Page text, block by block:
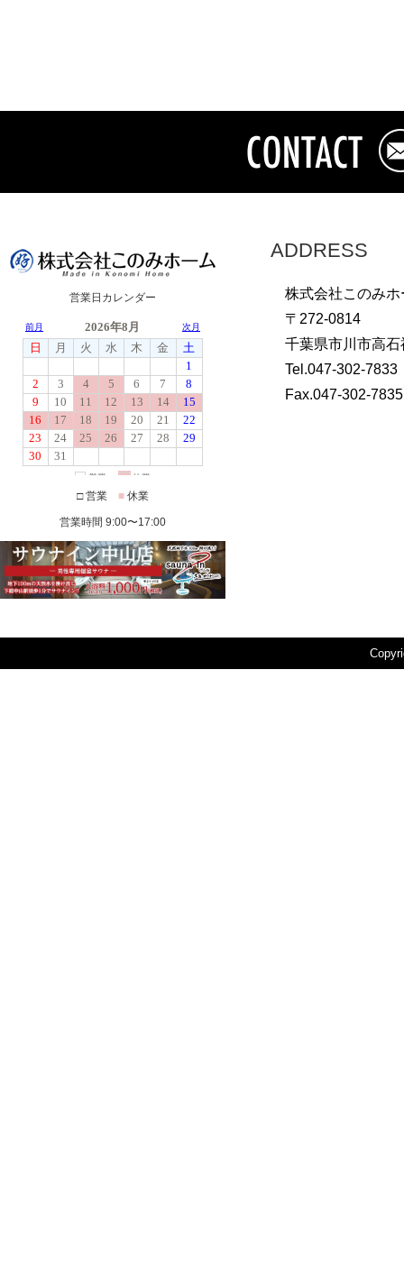
営業日カレンダー
□ 営業 ■ 休業
営業時間 9:00〜17:00
ADDRESS
株式会社このみホ
〒272-0814
千葉県市川市高石
Tel.047-302-7833
Fax.047-302-7835